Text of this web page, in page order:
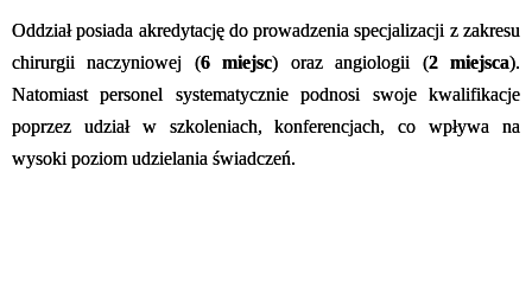
Oddział posiada akredytację do prowadzenia specjalizacji z zakresu
chirurgii naczyniowej (6 miejsc) oraz angiologii (2 miejsca).
Natomiast personel systematycznie podnosi swoje kwalifikacje
poprzez udział w szkoleniach, konferencjach, co wpływa na
wysoki poziom udzielania świadczeń.